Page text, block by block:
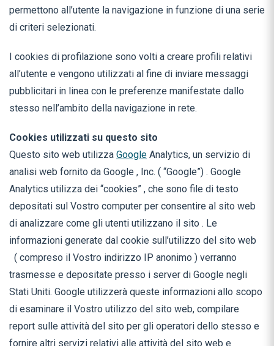
permettono all’utente la navigazione in funzione di una serie
di criteri selezionati.
I cookies di profilazione sono volti a creare profili relativi
all’utente e vengono utilizzati al fine di inviare messaggi
pubblicitari in linea con le preferenze manifestate dallo
stesso nell’ambito della navigazione in rete.
Cookies utilizzati su questo sito
Questo sito web utilizza Google Analytics, un servizio di
analisi web fornito da Google , Inc. ( “Google”) . Google
Analytics utilizza dei “cookies” , che sono file di testo
depositati sul Vostro computer per consentire al sito web
di analizzare come gli utenti utilizzano il sito . Le
informazioni generate dal cookie sull’utilizzo del sito web
( compreso il Vostro indirizzo IP anonimo ) verranno
trasmesse e depositate presso i server di Google negli
Stati Uniti. Google utilizzerà queste informazioni allo scopo
di esaminare il Vostro utilizzo del sito web, compilare
report sulle attività del sito per gli operatori dello stesso e
fornire altri servizi relativi alle attività del sito web e